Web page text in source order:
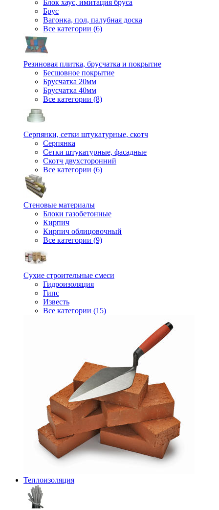
Блок хаус, имитация бруса
Брус
Вагонка, пол, палубная доска
Все категории (6)
Резиновая плитка, брусчатка и покрытие
Бесшовное покрытие
Брусчатка 20мм
Брусчатка 40мм
Все категории (8)
Серпянки, сетки штукатурные, скотч
Серпянка
Сетки штукатурные, фасадные
Скотч двухсторонний
Все категории (6)
Стеновые материалы
Блоки газобетонные
Кирпич
Кирпич облицовочный
Все категории (9)
Сухие строительные смеси
Гидроизоляция
Гипс
Известь
Все категории (15)
Теплоизоляция